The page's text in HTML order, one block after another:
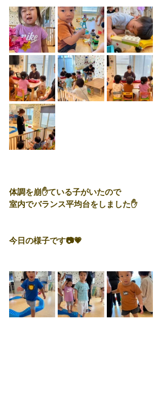
体調を崩✋ている子がいたので
室内でバランス平均台をしました✋
今日の様子です📷💗